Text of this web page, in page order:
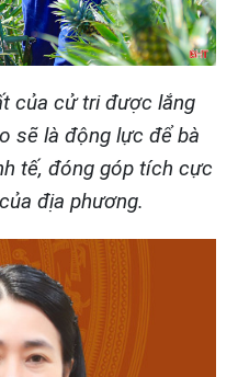
của cử tri được lắng
sẽ là động lực để bà
tế, đóng góp tích cực
địa phương.